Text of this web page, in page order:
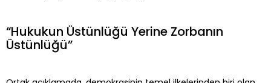
“Hukukun Üstünlüğü Yerine Zorbanın
Üstünlüğü”